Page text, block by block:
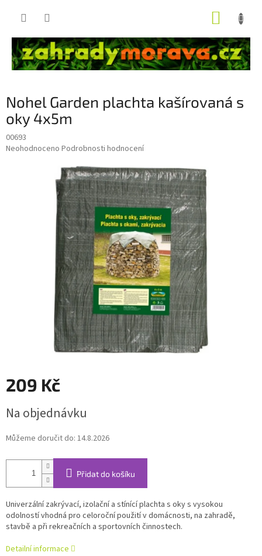
Nohel Garden plachta kašírovaná s
oky 4x5m
00693
Průměrné
Neohodnoceno Podrobnosti hodnocení
209 Kč
cena:
Na objednávku
Můžeme doručit do: 14.8.2026
Přidat do košíku
Univerzální zakrývací, izolační a stínící plachta s oky s vysokou
odolností vhodná pro celoroční použití v domácnosti, na zahradě,
stavbě a při rekreačních a sportovních činnostech.
Detailní informace